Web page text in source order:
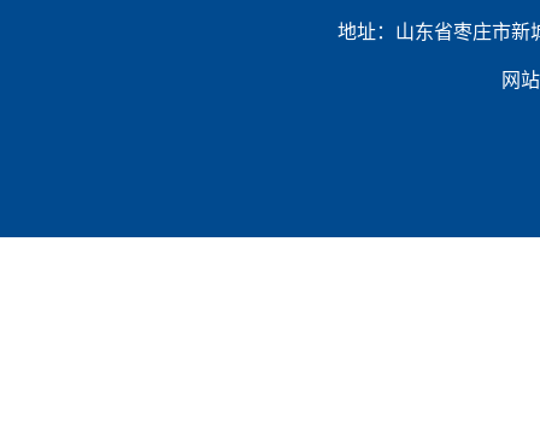
地址：山东省枣庄市新
网